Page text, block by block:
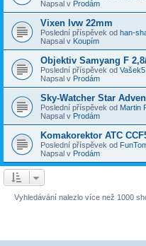
Napsal v Prodám
Vixen lvw 22mm
Poslední příspěvek od han-
Napsal v Koupím
Objektiv Samyang F
Poslední příspěvek od
Napsal v Prodám
Sky-Watcher Star
Poslední příspěvek od Martin
Napsal v Prodám
Komakorektor ATC
Poslední příspěvek od
Napsal v Prodám
Vyhledávání nalezlo více než 1000